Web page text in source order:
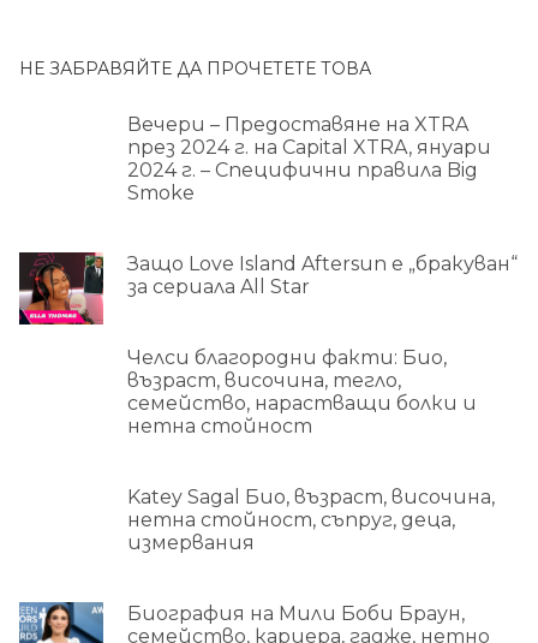
НЕ ЗАБРАВЯЙТЕ ДА ПРОЧЕТЕТЕ ТОВА
Вечери – Предоставяне на XTRA
през 2024 г. на Capital XTRA, януари
2024 г. – Специфични правила Big
Smoke
Защо Love Island Aftersun е „бракуван“
за сериала All Star
Челси благородни факти: Био,
възраст, височина, тегло,
семейство, нарастващи болки и
нетна стойност
Katey Sagal Био, възраст, височина,
нетна стойност, съпруг, деца,
измервания
Биография на Мили Боби Браун,
семейство, кариера, гадже, нетно